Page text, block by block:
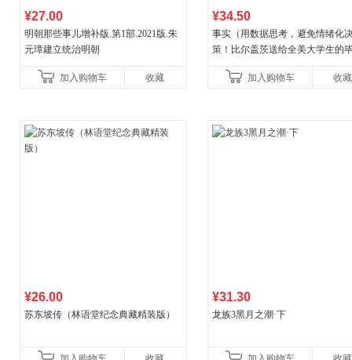
¥27.00
明朝那些事儿增补版.第1部.2021版.朱
元璋建立统治明朝
加入购物车 收藏
¥34.50
事实（用数据思考，避免情绪化
策！比尔盖茨送给全美大学生的
书！）读客经管文库
加入购物车 收藏
¥26.00
苏东坡传（林语堂纪念典藏精装版）
¥31.30
龙族3黑月之潮·下